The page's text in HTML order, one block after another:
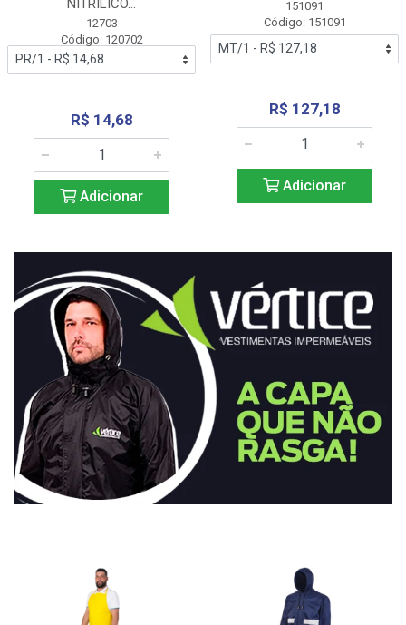
NITRÍLICO...
12703
Código: 120702
R$ 14,68
Adicionar
151091
Código: 151091
R$ 127,18
Adicionar